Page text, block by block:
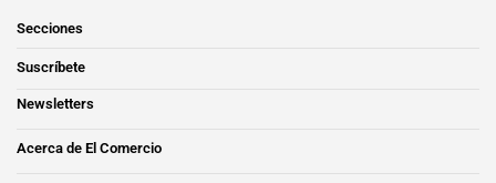
Secciones
Suscríbete
Newsletters
Acerca de El Comercio